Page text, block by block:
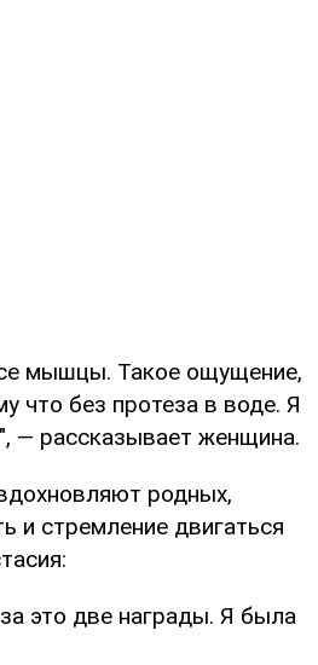
мышцы. Такое ощущение,
что без протеза в воде. Я
— рассказывает женщина.
родных,
и стремление двигаться
это две награды. Я была